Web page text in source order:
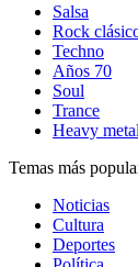
Salsa
Rock
Techno
Años 70
Soul
Trance
Heavy
Temas más
Noticias
Cultura
Deportes